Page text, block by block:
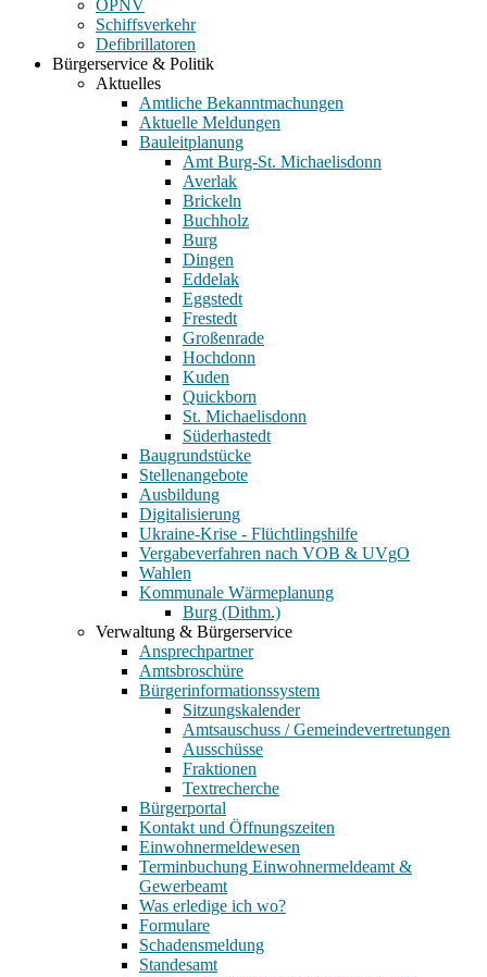
ÖPNV
Schiffsverkehr
Defibrillatoren
Bürgerservice & Politik
Aktuelles
Amtliche Bekanntmachungen
Aktuelle Meldungen
Bauleitplanung
Amt Burg-St. Michaelisdonn
Averlak
Brickeln
Buchholz
Burg
Dingen
Eddelak
Eggstedt
Frestedt
Großenrade
Hochdonn
Kuden
Quickborn
St. Michaelisdonn
Süderhastedt
Baugrundstücke
Stellenangebote
Ausbildung
Digitalisierung
Ukraine-Krise - Flüchtlingshilfe
Vergabeverfahren nach VOB & UVgO
Wahlen
Kommunale Wärmeplanung
Burg (Dithm.)
Verwaltung & Bürgerservice
Ansprechpartner
Amtsbroschüre
Bürgerinformationssystem
Sitzungskalender
Amtsauschuss / Gemeindevertretungen
Ausschüsse
Fraktionen
Textrecherche
Bürgerportal
Kontakt und Öffnungszeiten
Einwohnermeldewesen
Terminbuchung Einwohnermeldeamt &
Gewerbeamt
Was erledige ich wo?
Formulare
Schadensmeldung
Standesamt